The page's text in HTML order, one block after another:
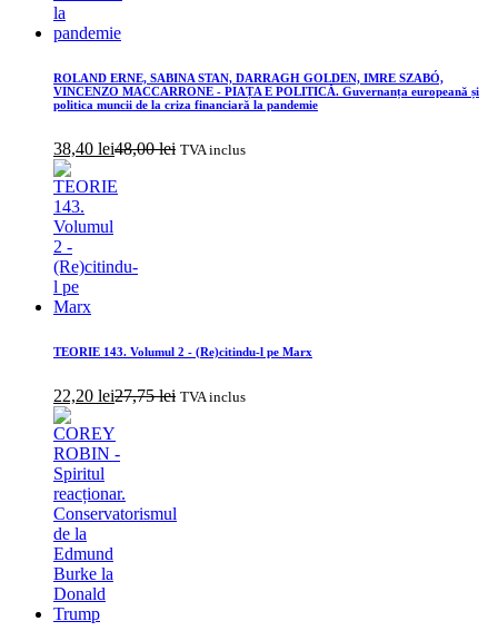
ROLAND ERNE, SABINA STAN, DARRAGH GOLDEN, IMRE SZABÓ,
VINCENZO MACCARRONE - PIAȚA E POLITICĂ. Guvernanța europeană și
politica muncii de la criza financiară la pandemie
38,40 lei48,00lei TVA inclus
TEORIE 143. Volumul 2 - (Re)citindu-l pe Marx
22,20 lei27,75lei TVA inclus